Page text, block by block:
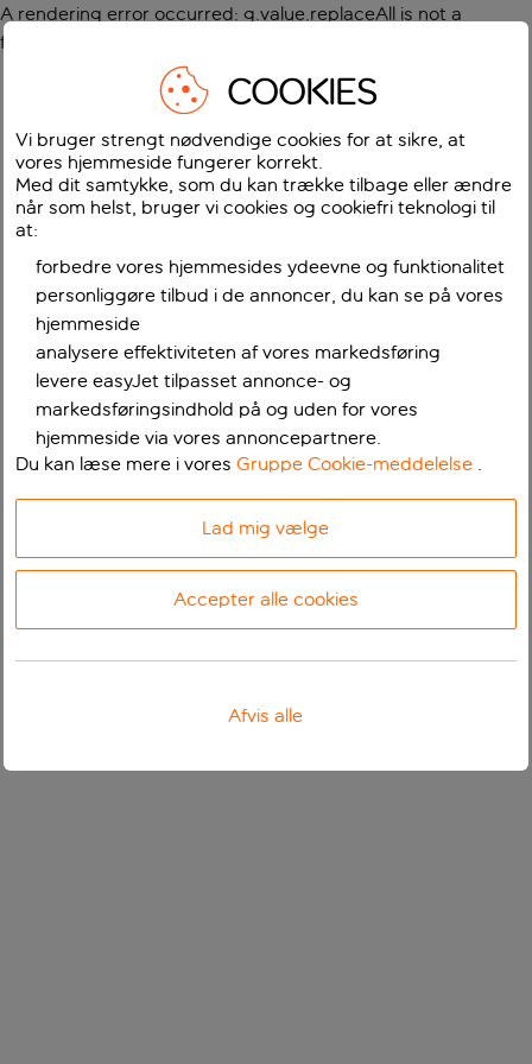
A rendering error occurred: g.value.replaceAll is not a
function
COOKIES
Vi bruger strengt nødvendige cookies for at sikre, at
vores hjemmeside fungerer korrekt.
Med dit samtykke, som du kan trække tilbage eller ændre
når som helst, bruger vi cookies og cookiefri teknologi til
at:
forbedre vores hjemmesides ydeevne og funktionalitet
personliggøre tilbud i de annoncer, du kan se på vores
hjemmeside
analysere effektiviteten af vores markedsføring
levere easyJet tilpasset annonce- og
markedsføringsindhold på og uden for vores
hjemmeside via vores annoncepartnere.
Du kan læse mere i voresGruppe Cookie-meddelelse .
Lad mig vælge
Accepter alle cookies
Afvis alle